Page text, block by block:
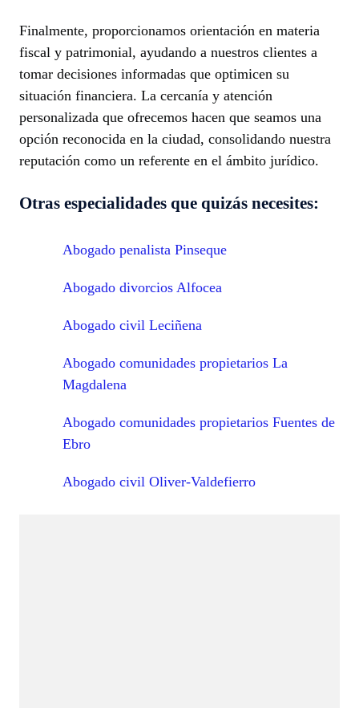
Finalmente, proporcionamos orientación en materia
fiscal y patrimonial, ayudando a nuestros clientes a
tomar decisiones informadas que optimicen su
situación financiera. La cercanía y atención
personalizada que ofrecemos hacen que seamos una
opción reconocida en la ciudad, consolidando nuestra
reputación como un referente en el ámbito jurídico.
Otras especialidades que quizás necesites:
Abogado penalista Pinseque
Abogado divorcios Alfocea
Abogado civil Leciñena
Abogado comunidades propietarios La
Magdalena
Abogado comunidades propietarios Fuentes de
Ebro
Abogado civil Oliver-Valdefierro